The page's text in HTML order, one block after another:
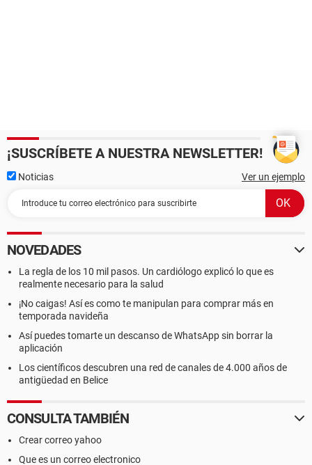
¡SUSCRÍBETE A NUESTRA NEWSLETTER!
Noticias Ver un ejemplo
NOVEDADES
La regla de los 10 mil pasos. Un cardiólogo explicó lo que es
realmente necesario para la salud
¡No caigas! Así es como te manipulan para comprar más en
temporada navideña
Así puedes tomarte un descanso de WhatsApp sin borrar la
aplicación
Los científicos descubren una red de canales de 4.000 años de
antigüedad en Belice
CONSULTA TAMBIÉN
Crear correo yahoo
Que es un correo electronico